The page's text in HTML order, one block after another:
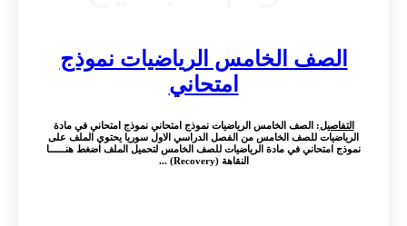
الصف الخامس الرياضيات نموذج
امتحاني
التفاصيل: الصف الخامس الرياضيات نموذج امتحاني نموذج امتحاني في مادة
الرياضيات للصف الخامس من الفصل الدراسي الاول سوريا يحتوي الملف على
نموذج امتحاني في مادة الرياضيات للصف الخامس لتحميل الملف اضغط هنــــــا
النقاهة (Recovery) ...